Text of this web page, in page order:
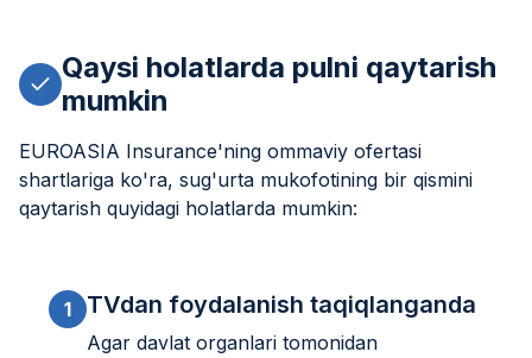
Qaysi holatlarda pulni qaytarish
mumkin
EUROASIA Insurance'ning ommaviy ofertasi
shartlariga ko'ra, sug'urta mukofotining bir qismini
qaytarish quyidagi holatlarda mumkin:
1 TVdan foydalanish taqiqlanganda
Agar davlat organlari tomonidan